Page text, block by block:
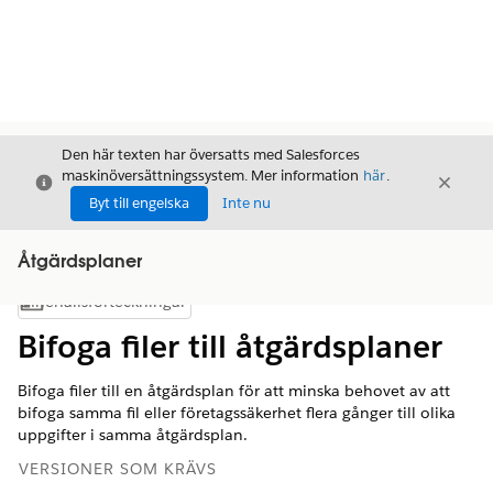
Stäng
Den här texten har översatts med Salesforces
maskinöversättningssystem. Mer information här.
Byt till engelska
Inte nu
Stäng
Åtgärdsplaner
Visa innehållsförteckning
Innehållsförteckningar
Bifoga filer till åtgärdsplaner
Bifoga filer till en åtgärdsplan för att minska behovet av att
bifoga samma fil eller företagssäkerhet flera gånger till olika
uppgifter i samma åtgärdsplan.
VERSIONER SOM KRÄVS